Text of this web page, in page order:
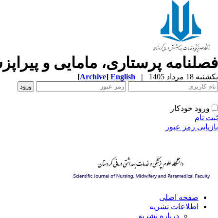
فصلنامه پرستاری، مامایی و
یکشنبه 18 مرداد 1405 |
English
[Archive]
ورود خودکار
ثبت نام
بازیابی رمز عبور
صفحه اصلی
اطلاعات نشریه
درباره نشریه